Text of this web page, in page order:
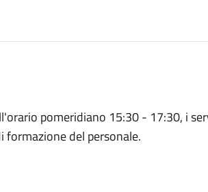
pomeridiano 15:30 - 17:30, i
formazione del personale.